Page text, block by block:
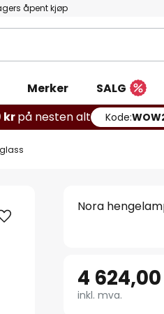
åpent kjøp
Merker SALG
krpå nesten alt Kode:
Nora
4
inkl. mva.